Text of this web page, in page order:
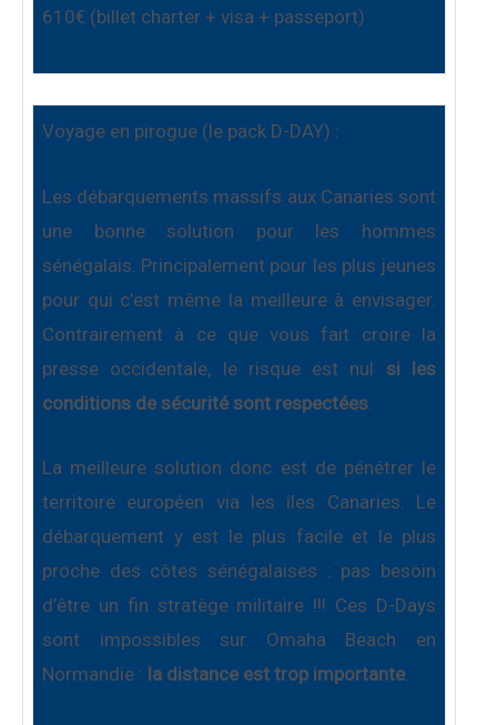
610€ (billet charter + visa + passeport)
Voyage en pirogue (le pack D-DAY) :
Les débarquements massifs aux Canaries sont
une bonne solution pour les hommes
sénégalais. Principalement pour les plus jeunes
pour qui c’est même la meilleure à envisager.
Contrairement à ce que vous fait croire la
presse occidentale, le risque est nul si les
conditions de sécurité sont respectées
La meilleure solution donc est de pénétrer le
territoire européen via les îles Canaries. Le
débarquement y est le plus facile et le plus
proche des côtes sénégalaises : pas besoin
d’être un fin stratège militaire !!! Ces D-Days
sont impossibles sur Omaha Beach en
Normandie : la distance est trop importante